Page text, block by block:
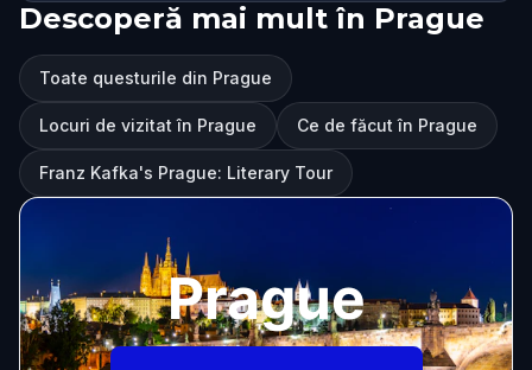
Descoperă mai mult în Prague
Toate questurile din Prague
Locuri de vizitat în Prague Ce de făcut în Prague
Franz Kafka's Prague: Literary Tour
Prague